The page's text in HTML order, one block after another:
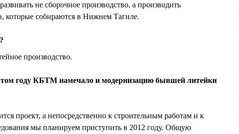
не сборочное производство, а производить
которые собираются в Нижнем Тагиле.
производство.
году КБТМ намечало и модернизацию бывшей литейки
проект, а непосредственно к строительным работам и к
мы планируем приступить в 2012 году. Общую